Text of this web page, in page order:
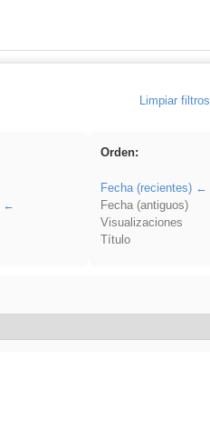
Limpiar filtros
Orden:
Fecha (recientes)
Fecha (antiguos)
Visualizaciones
Título